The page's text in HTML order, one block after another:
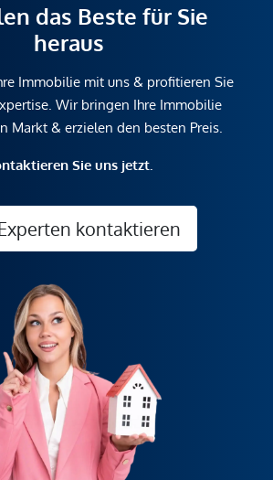
das Beste für Sie
heraus
Immobilie mit uns & profitieren Sie
Wir bringen Ihre Immobilie
Markt & erzielen den besten Preis.
Sie uns jetzt.
kontaktieren